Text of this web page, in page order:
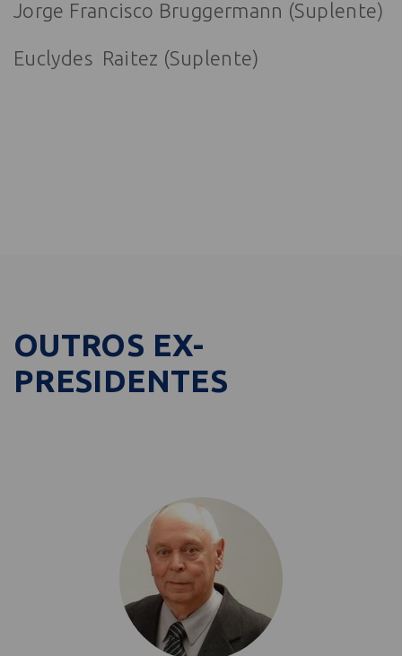
Jorge Francisco Bruggermann (Suplente)
Euclydes Raitez (Suplente)
OUTROS EX-
PRESIDENTES